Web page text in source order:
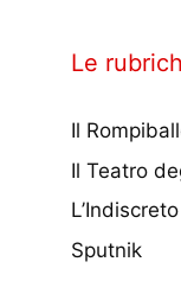
Le
Il
Il Teatro
L’Indiscreto
Sputnik